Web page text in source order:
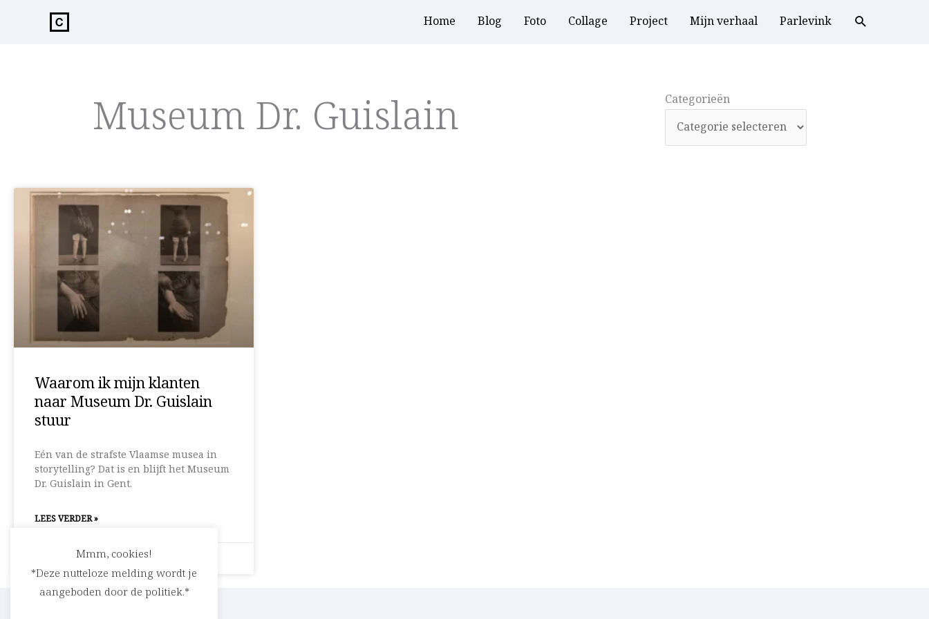
Home Blog Foto Collage Project Mijn verhaal Parlevink
Museum Dr. Guislain Categorieën
Categorieën
Waarom ik mijn klanten
naar Museum Dr. Guislain
stuur
Eén van de strafste Vlaamse musea in
storytelling? Dat is en blijft het Museum
Dr. Guislain in Gent.
LEES VERDER »
19 oktober 2020 Geen reacties
Mmm, cookies!
*Deze nutteloze melding wordt je
aangeboden door de politiek.*